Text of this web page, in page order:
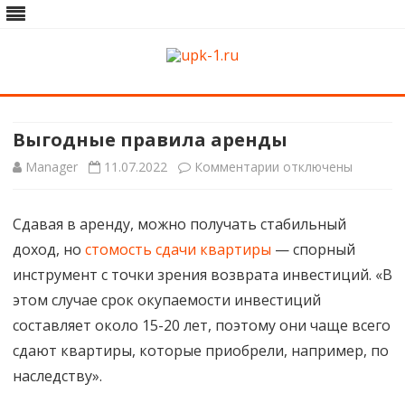
Skip
Выгодные правила аренды
Manager 11.07.2022 Комментарии к
Выгодные
правила
аренды
отключены
Сдавая в аренду, можно получать стабильный
доход, но стомость сдачи квартиры — спорный
инструмент с точки зрения возврата инвестиций. «В
этом случае срок окупаемости инвестиций
составляет около 15-20 лет, поэтому они чаще всего
сдают квартиры, которые приобрели, например, по
наследству».